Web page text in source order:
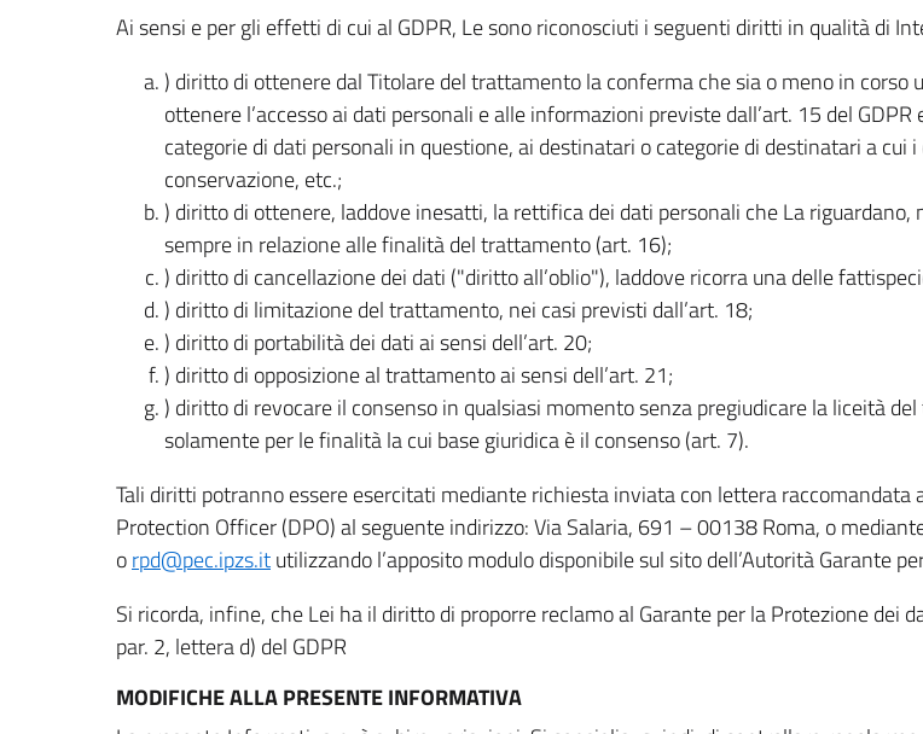
Ai sensi e per gli effetti di cui al GDPR, Le sono riconosciuti i seguenti diritti in qualità di
) diritto di ottenere dal Titolare del trattamento la conferma che sia o meno in
ottenere l’accesso ai dati personali e alle informazioni previste dall’art. 15 del
categorie di dati personali in questione, ai destinatari o categorie di destinatari a
conservazione, etc.;
) diritto di ottenere, laddove inesatti, la rettifica dei dati personali che La
sempre in relazione alle finalità del trattamento (art. 16);
) diritto di cancellazione dei dati ("diritto all’oblio"), laddove ricorra una delle
) diritto di limitazione del trattamento, nei casi previsti dall’art. 18;
) diritto di portabilità dei dati ai sensi dell’art. 20;
) diritto di opposizione al trattamento ai sensi dell’art. 21;
) diritto di revocare il consenso in qualsiasi momento senza pregiudicare la liceità
solamente per le finalità la cui base giuridica è il consenso (art. 7).
Tali diritti potranno essere esercitati mediante richiesta inviata con lettera raccomandata
Protection Officer (DPO) al seguente indirizzo: Via Salaria, 691 – 00138 Roma, o
orpd@pec.ipzs.itutilizzando l’apposito modulo disponibile sul sito dell’Autorità Garante
Si ricorda, infine, che Lei ha il diritto di proporre reclamo al Garante per la Protezione dei
par. 2, lettera d) del GDPR
MODIFICHE ALLA PRESENTE INFORMATIVA